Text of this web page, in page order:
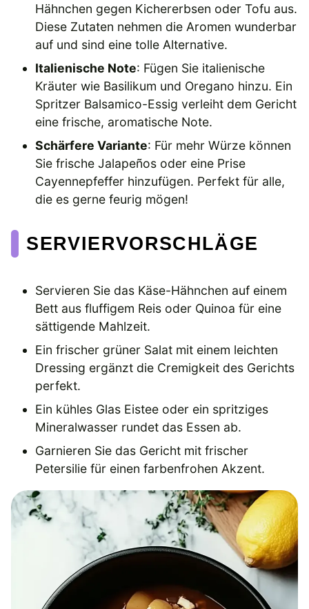
Hähnchen gegen Kichererbsen oder Tofu aus.
Diese Zutaten nehmen die Aromen wunderbar
auf und sind eine tolle Alternative.
Italienische Note: Fügen Sie italienische
Kräuter wie Basilikum und Oregano hinzu. Ein
Spritzer Balsamico-Essig verleiht dem Gericht
eine frische, aromatische Note.
Schärfere Variante: Für mehr Würze können
Sie frische Jalapeños oder eine Prise
Cayennepfeffer hinzufügen. Perfekt für alle,
die es gerne feurig mögen!
SERVIERVORSCHLÄGE
Servieren Sie das Käse-Hähnchen auf einem
Bett aus fluffigem Reis oder Quinoa für eine
sättigende Mahlzeit.
Ein frischer grüner Salat mit einem leichten
Dressing ergänzt die Cremigkeit des Gerichts
perfekt.
Ein kühles Glas Eistee oder ein spritziges
Mineralwasser rundet das Essen ab.
Garnieren Sie das Gericht mit frischer
Petersilie für einen farbenfrohen Akzent.